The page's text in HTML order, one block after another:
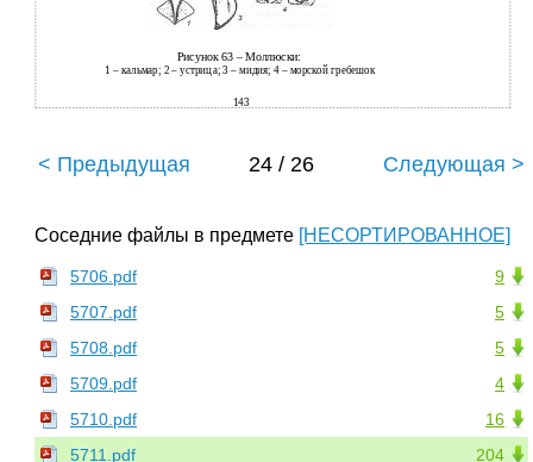
Рисунок 63 – Моллюски:
1 – кальмар; 2 – устрица; 3 – мидия; 4 – морской гребешок
143
< Предыдущая 24 / 26 Следующая >
Соседние файлы в предмете [НЕСОРТИРОВАННОЕ]
9
5706.pdf
5
5707.pdf
5
5708.pdf
4
5709.pdf
16
5710.pdf
204
5711.pdf